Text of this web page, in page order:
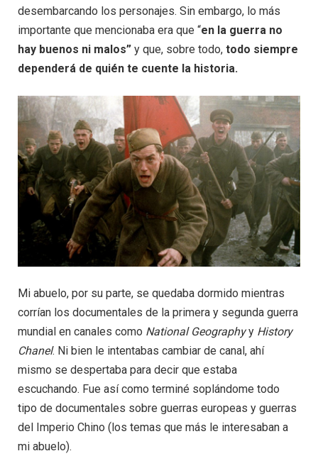
desembarcando los personajes. Sin embargo, lo más
importante que mencionaba era que “en la guerra no
hay buenos ni malos” y que, sobre todo, todo siempre
dependerá de quién te cuente la historia.
Mi abuelo, por su parte, se quedaba dormido mientras
corrían los documentales de la primera y segunda guerra
mundial en canales como National Geographyy History
Chanel. Ni bien le intentabas cambiar de canal, ahí
mismo se despertaba para decir que estaba
escuchando. Fue así como terminé soplándome todo
tipo de documentales sobre guerras europeas y guerras
del Imperio Chino (los temas que más le interesaban a
mi abuelo).